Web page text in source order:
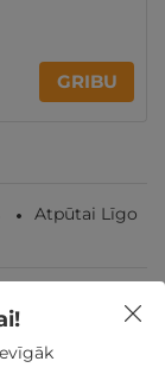
GRIBU
Atpūtai Līgo